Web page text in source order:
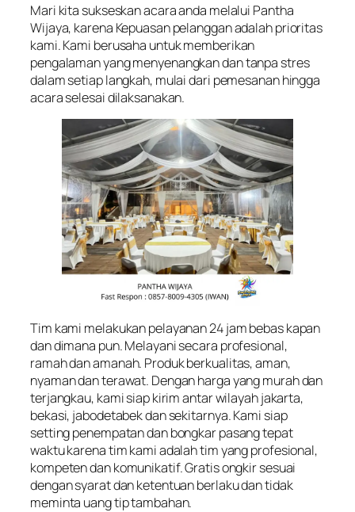
Mari kita sukseskan acara anda melalui Pantha
Wijaya, karena Kepuasan pelanggan adalah prioritas
kami. Kami berusaha untuk memberikan
pengalaman yang menyenangkan dan tanpa stres
dalam setiap langkah, mulai dari pemesanan hingga
acara selesai dilaksanakan.
Tim kami melakukan pelayanan 24 jam bebas kapan
dan dimana pun. Melayani secara profesional,
ramah dan amanah. Produk berkualitas, aman,
nyaman dan terawat. Dengan harga yang murah dan
terjangkau, kami siap kirim antar wilayah jakarta,
bekasi, jabodetabek dan sekitarnya. Kami siap
setting penempatan dan bongkar pasang tepat
waktu karena tim kami adalah tim yang profesional,
kompeten dan komunikatif. Gratis ongkir sesuai
dengan syarat dan ketentuan berlaku dan tidak
meminta uang tip tambahan.